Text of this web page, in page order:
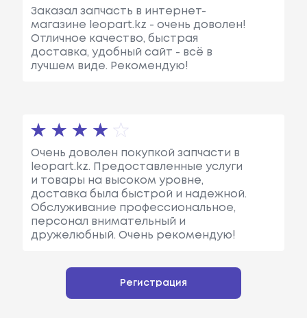
Заказал запчасть в интернет-
магазине leopart.kz - очень доволен!
Отличное качество, быстрая
доставка, удобный сайт - всё в
лучшем виде. Рекомендую!
Очень доволен покупкой запчасти в
leopart.kz. Предоставленные услуги
и товары на высоком уровне,
доставка была быстрой и надежной.
Обслуживание профессиональное,
персонал внимательный и
дружелюбный. Очень рекомендую!
Регистрация